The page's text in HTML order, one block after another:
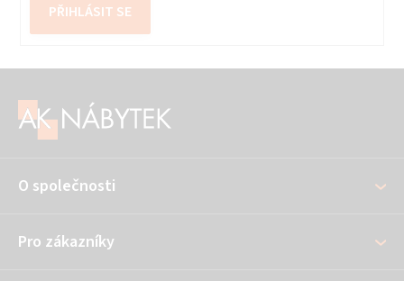
PŘIHLÁSIT SE
O společnosti
Pro zákazníky